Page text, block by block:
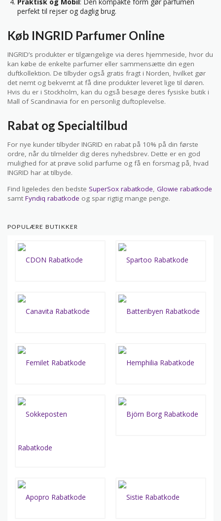
perfekt til rejser og daglig brug.
Køb INGRID Parfumer Online
INGRID’s produkter er tilgængelige via deres hjemmeside, hvor du
kan købe de enkelte parfumer eller sammensætte din egen
duftkollektion. De tilbyder også gratis fragt i Norden, hvilket gør
det nemt og bekvemt at få dine produkter leveret lige til døren.
Hvis du er i Stockholm, kan du også besøge deres fysiske butik i
Mall of Scandinavia for en personlig duftoplevelse.
Rabat og Specialtilbud
For nye kunder tilbyder INGRID en rabat på 10% på din første
ordre, når du tilmelder dig deres nyhedsbrev. Dette er en god
mulighed for at prøve solid parfume og få en forsmag på, hvad
INGRID har at tilbyde.
Find ligeledes den bedste SuperSox rabatkode, Glowie rabatkode
samt Fyndiq rabatkode og spar rigtig mange penge.
POPULÆRE BUTIKKER